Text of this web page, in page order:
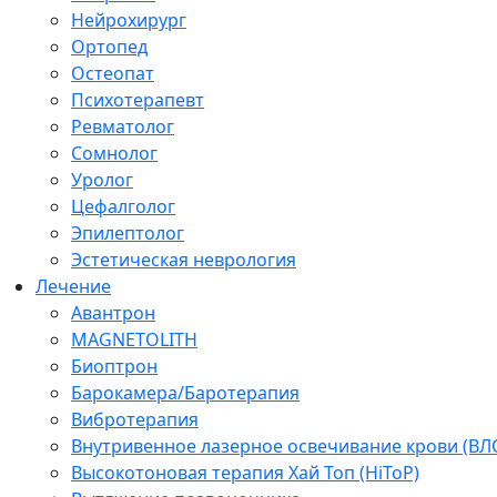
Нейрохирург
Ортопед
Остеопат
Психотерапевт
Ревматолог
Сомнолог
Уролог
Цефалголог
Эпилептолог
Эстетическая неврология
Лечение
Авантрон
MAGNETOLITH
Биоптрон
Барокамера/Баротерапия
Вибротерапия
Внутривенное лазерное освечивание крови
Высокотоновая терапия Хай Топ (HiToP)